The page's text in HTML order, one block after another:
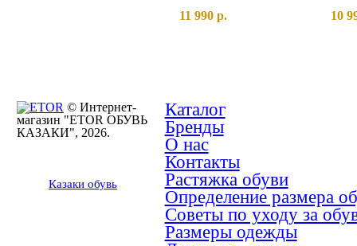
11 990 р.
10
© Интернет-
магазин "ETOR ОБУВЬ
КАЗАКИ", 2026.
Казаки обувь
Каталог
Бренды
О нас
Контакты
Растяжка обуви
Определение размера
Советы по уходу за
Размеры одежды